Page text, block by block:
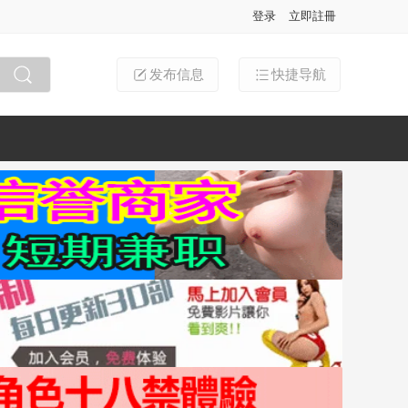
登录 立即註冊
快捷导航
发布信息